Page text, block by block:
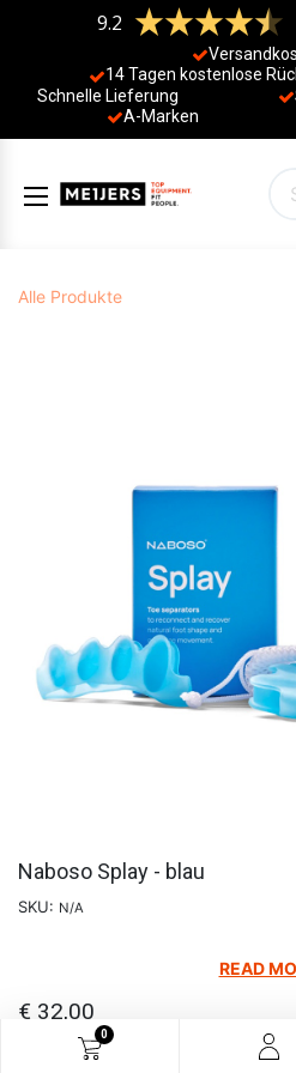
0
9.2
14 Tagen kostenlose
Schnelle Lieferung
A-Marken
Alle Produkte
Naboso Splay - blau
SKU: N/A
READ
€ 32,00